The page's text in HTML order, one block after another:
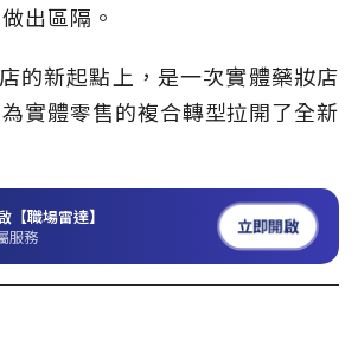
出區隔。
的新起點上，是一次實體藥妝店
實體零售的複合轉型拉開了全新
【職場雷達】
服務 立即開啟